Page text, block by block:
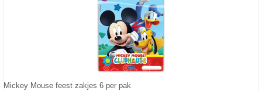
Mickey Mouse feest zakjes 6 per pak